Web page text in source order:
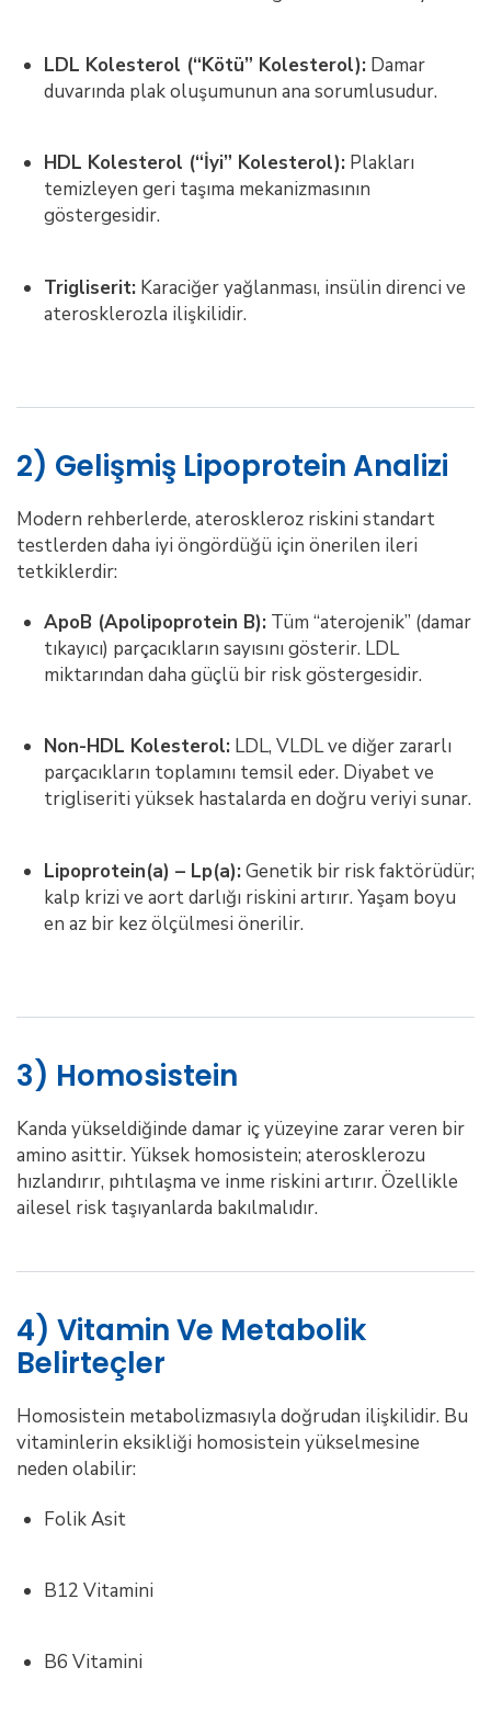
LDL Kolesterol (“Kötü” Kolesterol): Damar
duvarında plak oluşumunun ana sorumlusudur.
HDL Kolesterol (“İyi” Kolesterol): Plakları
temizleyen geri taşıma mekanizmasının
göstergesidir.
Trigliserit: Karaciğer yağlanması, insülin direnci ve
aterosklerozla ilişkilidir.
2) Gelişmiş Lipoprotein Analizi
Modern rehberlerde, ateroskleroz riskini standart
testlerden daha iyi öngördüğü için önerilen ileri
tetkiklerdir:
ApoB (Apolipoprotein B): Tüm “aterojenik” (damar
tıkayıcı) parçacıkların sayısını gösterir. LDL
miktarından daha güçlü bir risk göstergesidir.
Non-HDL Kolesterol: LDL, VLDL ve diğer zararlı
parçacıkların toplamını temsil eder. Diyabet ve
trigliseriti yüksek hastalarda en doğru veriyi sunar.
Lipoprotein(a) – Lp(a):Genetik bir risk faktörüdür;
kalp krizi ve aort darlığı riskini artırır. Yaşam boyu
en az bir kez ölçülmesi önerilir.
3) Homosistein
Kanda yükseldiğinde damar iç yüzeyine zarar veren bir
amino asittir. Yüksek homosistein; aterosklerozu
hızlandırır, pıhtılaşma ve inme riskini artırır. Özellikle
ailesel risk taşıyanlarda bakılmalıdır.
4) Vitamin Ve Metabolik
Belirteçler
Homosistein metabolizmasıyla doğrudan ilişkilidir. Bu
vitaminlerin eksikliği homosistein yükselmesine
neden olabilir:
Folik Asit
B12 Vitamini
B6 Vitamini